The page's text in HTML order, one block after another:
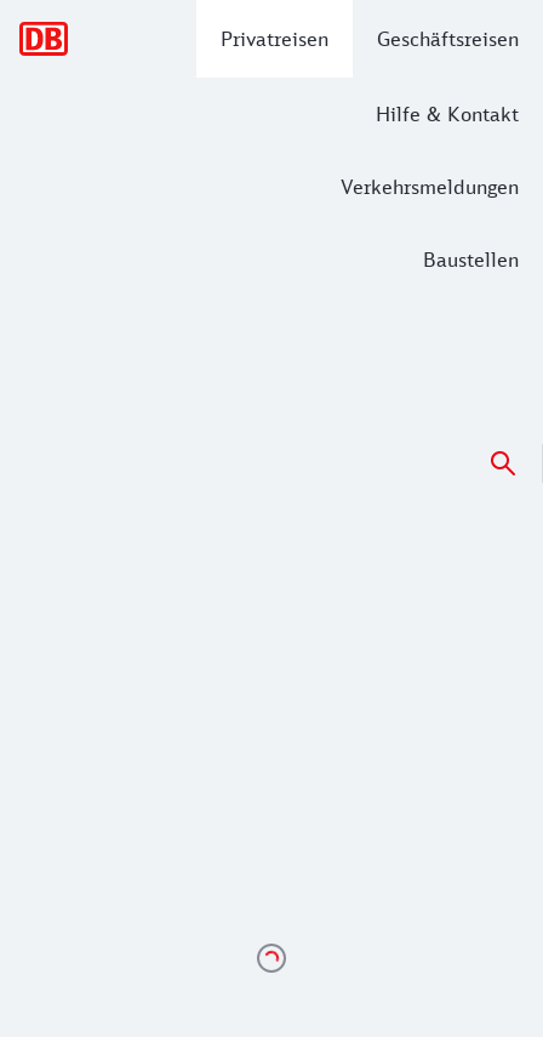
Privatreisen Geschäftsreisen
Hilfe & Kontakt
Verkehrsmeldungen
Baustellen